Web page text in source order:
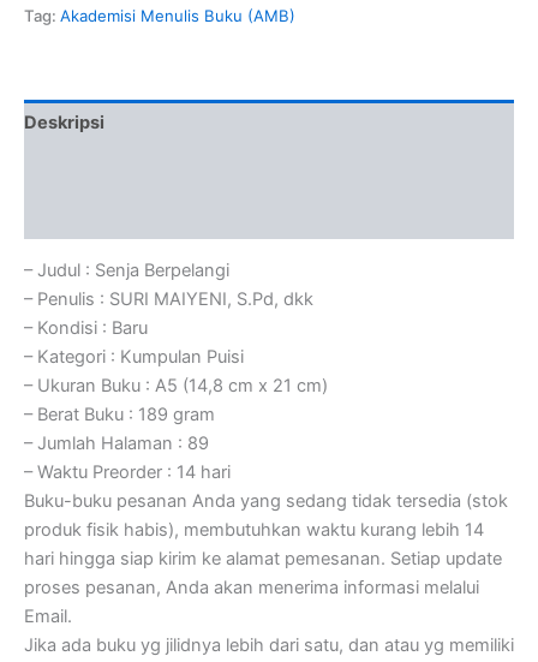
Tag: Akademisi Menulis Buku (AMB)
Deskripsi
– Judul : Senja Berpelangi
– Penulis : SURI MAIYENI, S.Pd, dkk
– Kondisi : Baru
– Kategori : Kumpulan Puisi
– Ukuran Buku : A5 (14,8 cm x 21 cm)
– Berat Buku : 189 gram
– Jumlah Halaman : 89
– Waktu Preorder : 14 hari
Buku-buku pesanan Anda yang sedang tidak tersedia (stok
produk fisik habis), membutuhkan waktu kurang lebih 14
hari hingga siap kirim ke alamat pemesanan. Setiap update
proses pesanan, Anda akan menerima informasi melalui
Email.
Jika ada buku yg jilidnya lebih dari satu, dan atau yg memiliki